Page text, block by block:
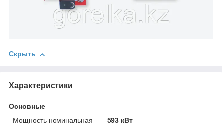
Скрыть
Характеристики
Основные
Мощность номинальная
593 кВт